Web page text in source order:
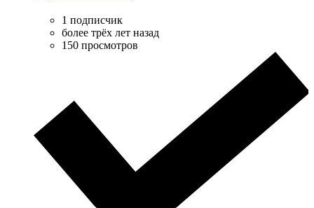
1 подписчик
более трёх лет назад
150 просмотров